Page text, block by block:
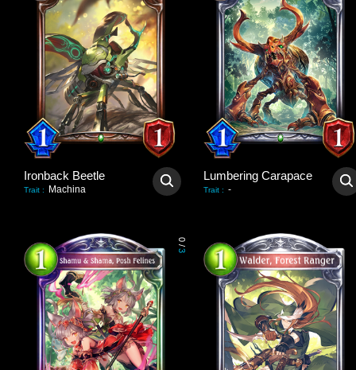
Ironback Beetle
Trait : Machina
Lumbering Carapace
Trait : -
0
/
3